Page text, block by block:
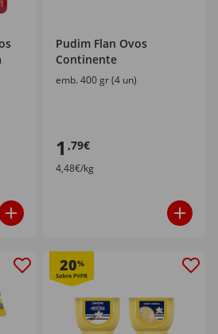
Pudim Flan Ovos
Continente
emb. 400 gr (4 un)
1 ,79€
4,48€/kg
20%